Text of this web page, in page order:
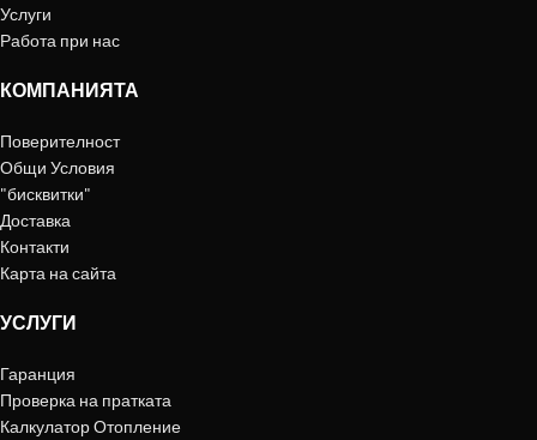
Услуги
Работа при нас
КОМПАНИЯТА
Поверителност
Общи Условия
"бисквитки"
Доставка
Контакти
Карта на сайта
УСЛУГИ
Гаранция
Проверка на пратката
Калкулатор Отопление